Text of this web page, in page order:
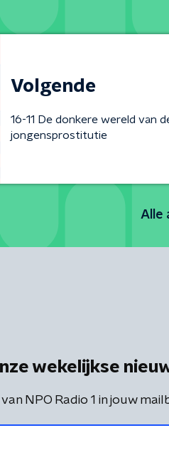
Volgende
16-11 De donkere wereld van
jongensprostitutie
Alle
wekelijkse
NPO Radio 1 in jouw